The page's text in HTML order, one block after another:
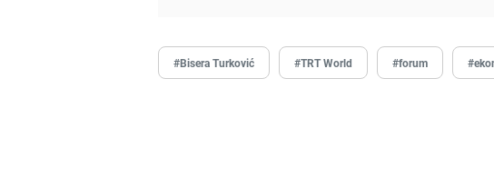
#Bisera Turković #TRT World #forum